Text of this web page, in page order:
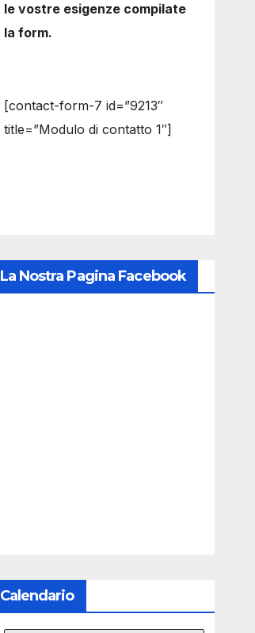
le vostre esigenze compilate
la form.
[contact-form-7 id=”9213″
title=”Modulo di contatto 1″]
La Nostra Pagina Facebook
Calendario